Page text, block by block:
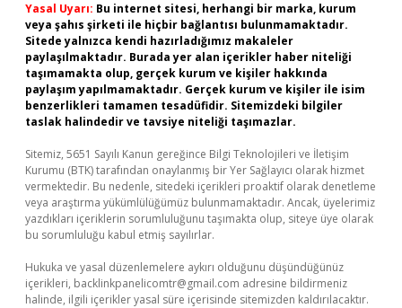
Yasal Uyarı: Bu internet sitesi, herhangi bir marka, kurum
veya şahıs şirketi ile hiçbir bağlantısı bulunmamaktadır.
Sitede yalnızca kendi hazırladığımız makaleler
paylaşılmaktadır. Burada yer alan içerikler haber niteliği
taşımamakta olup, gerçek kurum ve kişiler hakkında
paylaşım yapılmamaktadır. Gerçek kurum ve kişiler ile isim
benzerlikleri tamamen tesadüfidir. Sitemizdeki bilgiler
taslak halindedir ve tavsiye niteliği taşımazlar.
Sitemiz, 5651 Sayılı Kanun gereğince Bilgi Teknolojileri ve İletişim
Kurumu (BTK) tarafından onaylanmış bir Yer Sağlayıcı olarak hizmet
vermektedir. Bu nedenle, sitedeki içerikleri proaktif olarak denetleme
veya araştırma yükümlülüğümüz bulunmamaktadır. Ancak, üyelerimiz
yazdıkları içeriklerin sorumluluğunu taşımakta olup, siteye üye olarak
bu sorumluluğu kabul etmiş sayılırlar.
Hukuka ve yasal düzenlemelere aykırı olduğunu düşündüğünüz
içerikleri, backlinkpanelicomtr@gmail.com adresine bildirmeniz
halinde, ilgili içerikler yasal süre içerisinde sitemizden kaldırılacaktır.